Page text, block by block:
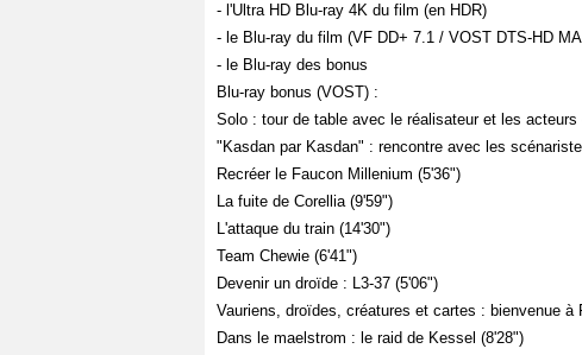
- l'Ultra HD Blu-ray 4K du film (en HDR)
- le Blu-ray du film (VF DD+ 7.1 / VOST DTS-HD
- le Blu-ray des bonus
Blu-ray bonus (VOST) :
Solo : tour de table avec le réalisateur et les acteurs
"Kasdan par Kasdan" : rencontre avec les
Recréer le Faucon Millenium (5'36")
La fuite de Corellia (9'59")
L'attaque du train (14'30")
Team Chewie (6'41")
Devenir un droïde : L3-37 (5'06")
Vauriens, droïdes, créatures et cartes : bienvenue à
Dans le maelstrom : le raid de Kessel (8'28")